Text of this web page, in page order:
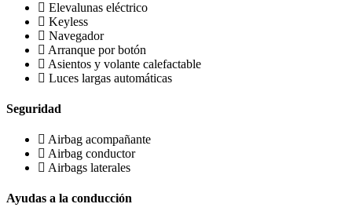
Elevalunas eléctrico
Keyless
Navegador
Arranque por botón
Asientos y volante calefactable
Luces largas automáticas
Seguridad
Airbag acompañante
Airbag conductor
Airbags laterales
Ayudas a la conducción